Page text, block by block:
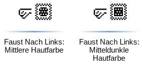
🤛🏽
Faust Nach Links:
Mittlere Hautfarbe
🤛🏾
Faust Nach Links:
Mitteldunkle
Hautfarbe